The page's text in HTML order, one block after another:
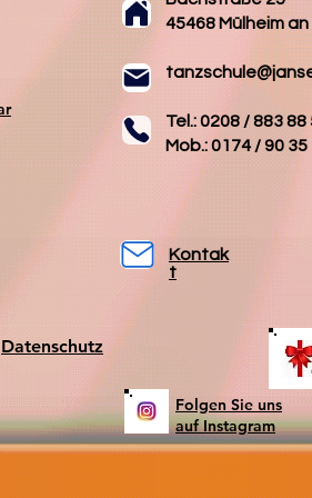
45468 Mülheim an
Tel.: 0208 / 883 88
Mob.: 0174 / 90 35
Kontak
t
Datenschutz
Folgen Sie uns
auf Instagram